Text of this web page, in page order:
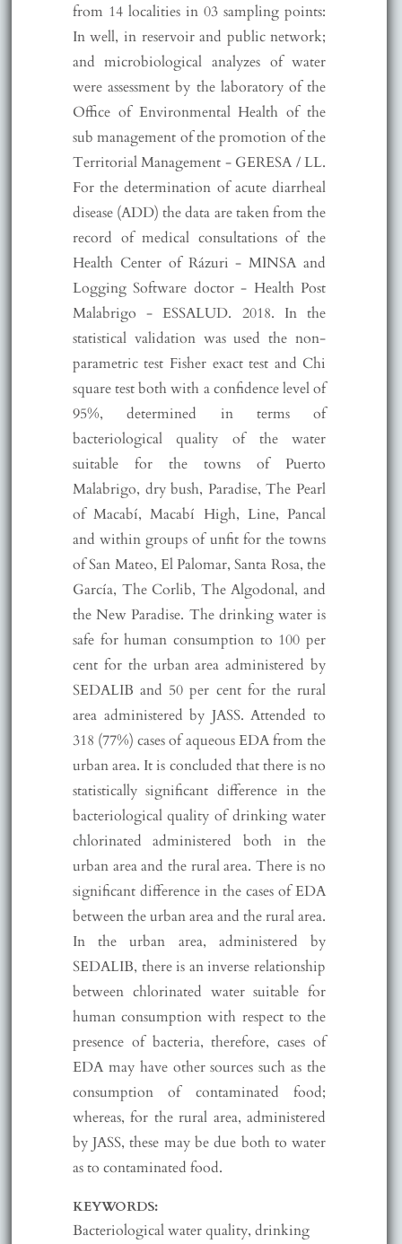
from 14 localities in 03 sampling points:
In well, in reservoir and public network;
and microbiological analyzes of water
were assessment by the laboratory of the
Office of Environmental Health of the
sub management of the promotion of the
Territorial Management - GERESA / LL.
For the determination of acute diarrheal
disease (ADD) the data are taken from the
record of medical consultations of the
Health Center of Rázuri - MINSA and
Logging Software doctor - Health Post
Malabrigo - ESSALUD. 2018. In the
statistical validation was used the non-
parametric test Fisher exact test and Chi
square test both with a confidence level of
95%, determined in terms of
bacteriological quality of the water
suitable for the towns of Puerto
Malabrigo, dry bush, Paradise, The Pearl
of Macabí, Macabí High, Line, Pancal
and within groups of unfit for the towns
of San Mateo, El Palomar, Santa Rosa, the
García, The Corlib, The Algodonal, and
the New Paradise. The drinking water is
safe for human consumption to 100 per
cent for the urban area administered by
SEDALIB and 50 per cent for the rural
area administered by JASS. Attended to
318 (77%) cases of aqueous EDA from the
urban area. It is concluded that there is no
statistically significant difference in the
bacteriological quality of drinking water
chlorinated administered both in the
urban area and the rural area. There is no
significant difference in the cases of EDA
between the urban area and the rural area.
In the urban area, administered by
SEDALIB, there is an inverse relationship
between chlorinated water suitable for
human consumption with respect to the
presence of bacteria, therefore, cases of
EDA may have other sources such as the
consumption of contaminated food;
whereas, for the rural area, administered
by JASS, these may be due both to water
as to contaminated food.
KEYWORDS:
Bacteriological water quality, drinking